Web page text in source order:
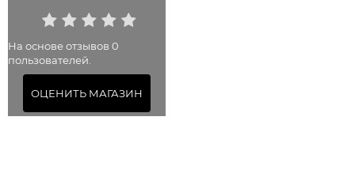
На основе отзывов 0
пользователей.
ОЦЕНИТЬ МАГАЗИН